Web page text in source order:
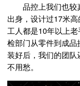
品控上我们也
出身，设计过17米
工人都是10年以上
检部门从零件到成品
装好后，我们的团
不用愁。